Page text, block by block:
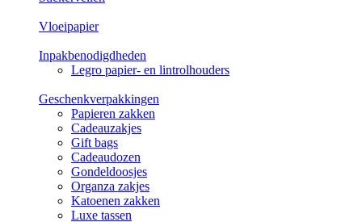
Vloeipapier
Inpakbenodigdheden
Legro papier- en lintrolhouders
Geschenkverpakkingen
Papieren zakken
Cadeauzakjes
Gift bags
Cadeaudozen
Gondeldoosjes
Organza zakjes
Katoenen zakken
Luxe tassen